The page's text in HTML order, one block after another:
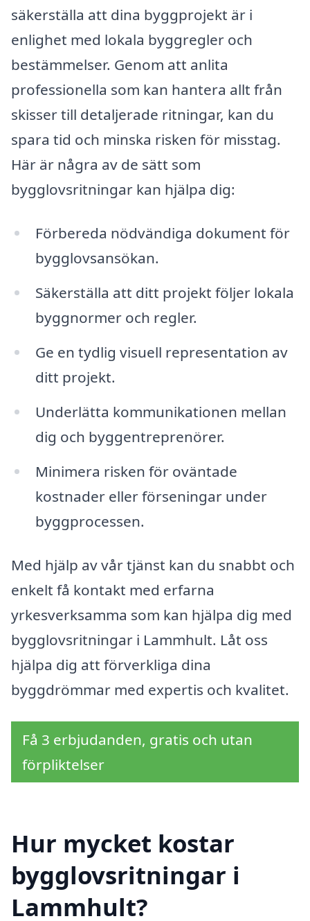
säkerställa att dina byggprojekt är i
enlighet med lokala byggregler och
bestämmelser. Genom att anlita
professionella som kan hantera allt från
skisser till detaljerade ritningar, kan du
spara tid och minska risken för misstag.
Här är några av de sätt som
bygglovsritningar kan hjälpa dig:
Förbereda nödvändiga dokument för
bygglovsansökan.
Säkerställa att ditt projekt följer lokala
byggnormer och regler.
Ge en tydlig visuell representation av
ditt projekt.
Underlätta kommunikationen mellan
dig och byggentreprenörer.
Minimera risken för oväntade
kostnader eller förseningar under
byggprocessen.
Med hjälp av vår tjänst kan du snabbt och
enkelt få kontakt med erfarna
yrkesverksamma som kan hjälpa dig med
bygglovsritningar i Lammhult. Låt oss
hjälpa dig att förverkliga dina
byggdrömmar med expertis och kvalitet.
Få 3 erbjudanden, gratis och utan
förpliktelser
Hur mycket kostar
bygglovsritningar i
Lammhult?